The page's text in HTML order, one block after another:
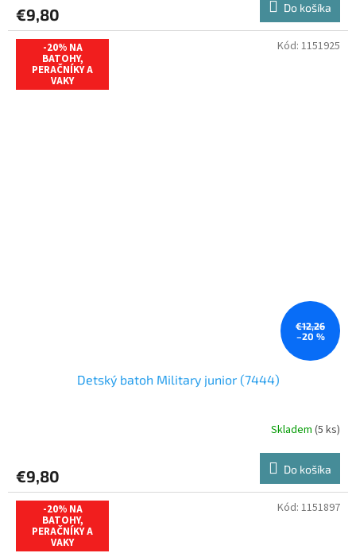
€9,80 Do košíka
-20% NA
BATOHY,
PERAČNÍKY A
VAKY
€12,26
–20 %
Detský batoh Military junior (7444)
Skladem (5 ks)
€9,80 Do košíka
Kód: 1151925
-20% NA
BATOHY,
PERAČNÍKY A
VAKY
Kód: 1151897